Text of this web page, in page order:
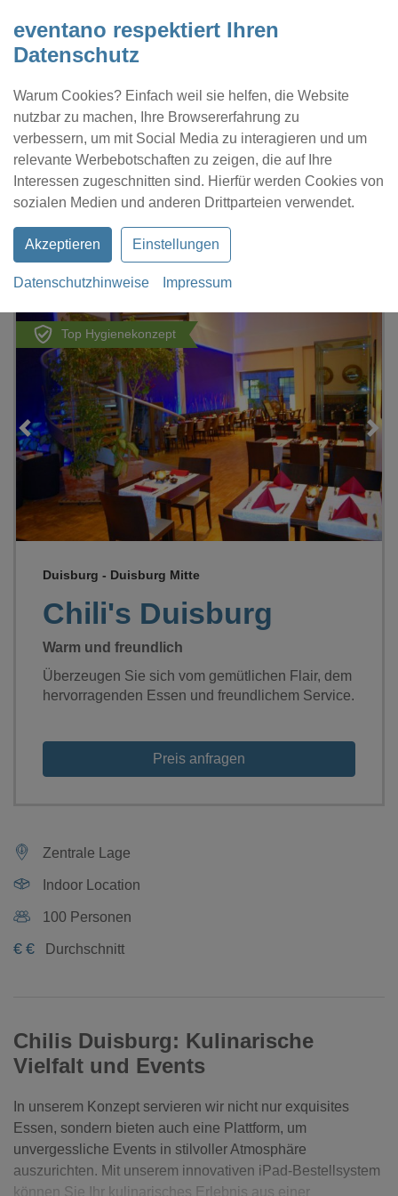
eventano respektiert Ihren
Datenschutz
Warum Cookies? Einfach weil sie helfen, die Website
nutzbar zu machen, Ihre Browsererfahrung zu
verbessern, um mit Social Media zu interagieren und um
relevante Werbebotschaften zu zeigen, die auf Ihre
Interessen zugeschnitten sind. Hierfür werden Cookies von
sozialen Medien und anderen Drittparteien verwendet.
Akzeptieren Einstellungen
Datenschutzhinweise Impressum
Kontakt Location eintragen Profil
Chili's Duisburg
Top Hygienekonzept
Chili's Duisburg
Duisburg - Duisburg Mitte
Warm und freundlich
Überzeugen Sie sich vom gemütlichen Flair, dem
hervorragenden Essen und freundlichem Service.
Preis anfragen
Zentrale Lage
Indoor Location
100 Personen
€ € Durchschnitt
Chilis Duisburg: Kulinarische
Vielfalt und Events
In unserem Konzept servieren wir nicht nur exquisites
Essen, sondern bieten auch eine Plattform, um
unvergessliche Events in stilvoller Atmosphäre
auszurichten. Mit unserem innovativen iPad-Bestellsystem
können Sie Ihr kulinarisches Erlebnis aus einer